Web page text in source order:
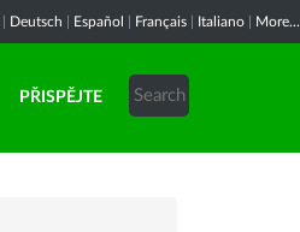
Deutsch Español Français Italiano More...
PŘISPĚJTE